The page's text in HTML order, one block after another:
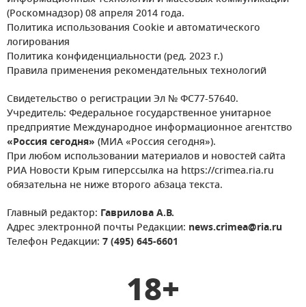
(Роскомнадзор) 08 апреля 2014 года.
Политика использования Cookie и автоматического
логирования
Политика конфиденциальности (ред. 2023 г.)
Правила применения рекомендательных технологий
Свидетельство о регистрации Эл № ФС77-57640.
Учредитель: Федеральное государственное унитарное
предприятие Международное информационное агентство
«Россия сегодня» (МИА «Россия сегодня»).
При любом использовании материалов и новостей сайта
РИА Новости Крым гиперссылка на https://crimea.ria.ru
обязательна не ниже второго абзаца текста.
Главный редактор: Гаврилова А.В.
Адрес электронной почты Редакции: news.crimea@ria.ru
Телефон Редакции: 7 (495) 645-6601
18+